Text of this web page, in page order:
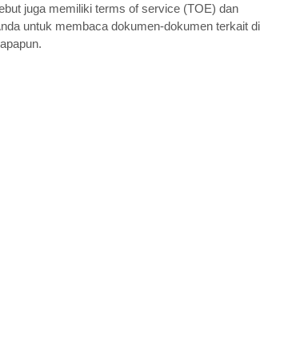
juga memiliki terms of service (TOE) dan
untuk membaca dokumen-dokumen terkait di